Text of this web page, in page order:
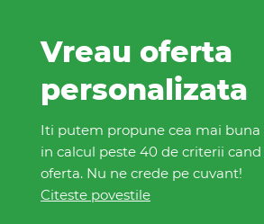
Vreau oferta
personalizata
Iti putem propune cea mai buna
in calcul peste 40 de criterii
oferta. Nu ne crede pe cuvant!
Citeste povestile